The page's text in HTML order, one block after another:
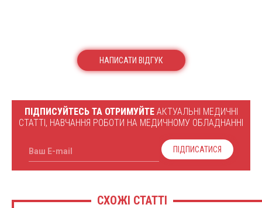
НАПИСАТИ ВІДГУК
ПІДПИСУЙТЕСЬ ТА ОТРИМУЙТЕАКТУАЛЬНІ МЕДИЧНІ
СТАТТІ, НАВЧАННЯ РОБОТИ НА МЕДИЧНОМУ ОБЛАДНАННІ
Ваш E-mail ПІДПИСАТИСЯ
СХОЖІ СТАТТІ